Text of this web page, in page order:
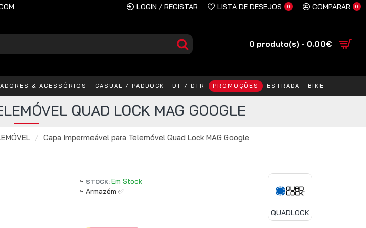
LOGIN / REGISTAR LISTA DE DESEJOS 0 COMPARAR 0
0 produto(s) - 0.00€
& ACESSÓRIOS CASUAL / PADDOCK DT / DTR PROMOÇÕES ESTRADA BIKE
Capa Impermeável para Telemóvel Quad Lock MAG Google
QUAD LOCK MAG GOOGLE
STOCK: Em Stock
Armazém ✅
QUADLOCK